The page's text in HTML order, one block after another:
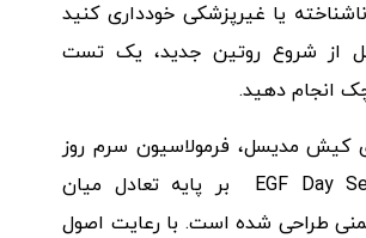
یا غیرپزشکی خودداری کنید
از شروع روتین جدید، یک تست
انجام دهید.
کیش مدیسل، فرمولاسیون سرم روز
جوانساز EGF Day Serum بر پایه تعادل میان
طراحی شده است. با رعایت اصول